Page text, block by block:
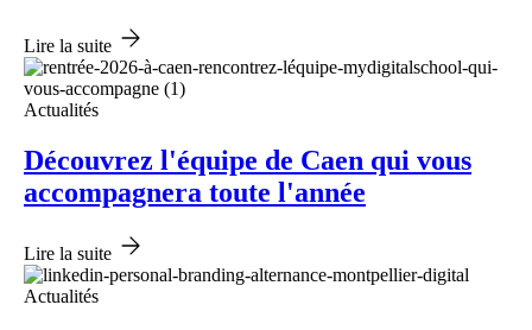
Lire la suite
Actualités
Découvrez l'équipe de Caen qui vous
accompagnera toute l'année
Lire la suite
Actualités